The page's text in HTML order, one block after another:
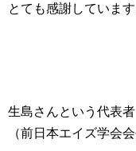
とても感謝しています
生島さんという代表者
（前日本エイズ学会